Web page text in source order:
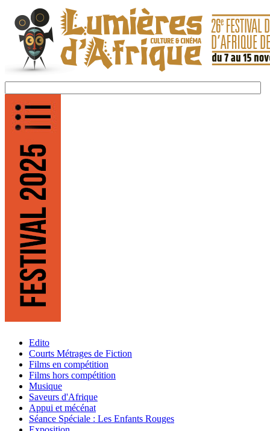
Edito
Courts Métrages de Fiction
Films en compétition
Films hors compétition
Musique
Saveurs d'Afrique
Appui et mécénat
Séance Spéciale : Les Enfants Rouges